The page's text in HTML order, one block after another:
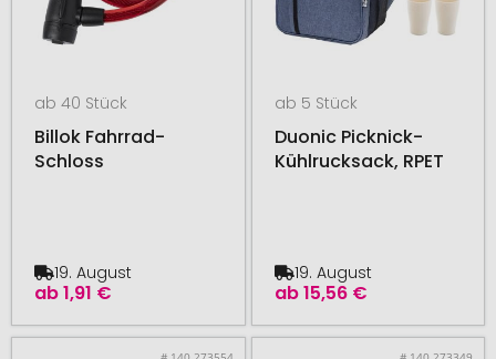
ab 40 Stück
Billok Fahrrad-
Schloss
ab1,91 €
19. August
ab 5 Stück
Duonic Picknick-
Kühlrucksack, RPET
ab15,56 €
19. August